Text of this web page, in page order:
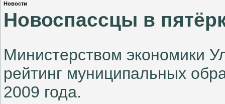
Новости
Новоспассцы в
Министерством экономики
рейтинг муниципальных
2009 года.